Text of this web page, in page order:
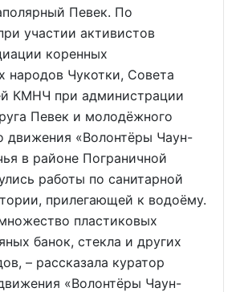
Певек. По
участии активистов
коренных
народов Чукотки, Совета
КМНЧ при администрации
Певек и молодёжного
движения «Волонтёры Чаун-
в районе Пограничной
работы по санитарной
прилегающей к водоёму.
пластиковых
банок, стекла и других
– рассказала куратор
«Волонтёры Чаун-